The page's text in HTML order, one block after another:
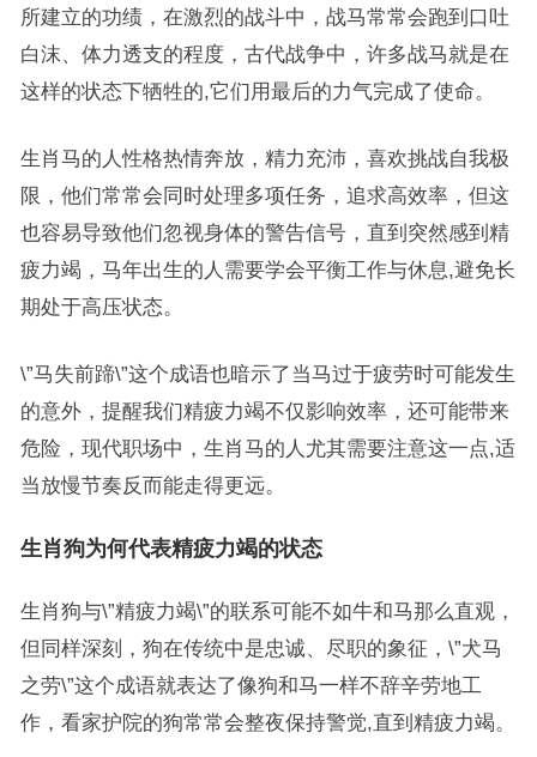
所建立的功绩，在激烈的战斗中，战马常常会跑到口吐
白沫、体力透支的程度，古代战争中，许多战马就是在
这样的状态下牺牲的,它们用最后的力气完成了使命。
生肖马的人性格热情奔放，精力充沛，喜欢挑战自我极
限，他们常常会同时处理多项任务，追求高效率，但这
也容易导致他们忽视身体的警告信号，直到突然感到精
疲力竭，马年出生的人需要学会平衡工作与休息,避免长
期处于高压状态。
\”马失前蹄\”这个成语也暗示了当马过于疲劳时可能发生
的意外，提醒我们精疲力竭不仅影响效率，还可能带来
危险，现代职场中，生肖马的人尤其需要注意这一点,适
当放慢节奏反而能走得更远。
生肖狗为何代表精疲力竭的状态
生肖狗与\”精疲力竭\”的联系可能不如牛和马那么直观，
但同样深刻，狗在传统中是忠诚、尽职的象征，\”犬马
之劳\”这个成语就表达了像狗和马一样不辞辛劳地工
作，看家护院的狗常常会整夜保持警觉,直到精疲力竭。